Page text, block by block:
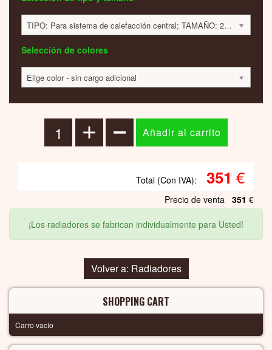
TIPO: Para sistema de calefacción central; TAMAÑO: 210x1000x32; 225 VATIOS; 352 EUR
Selección de colores
Elige color - sin cargo adicional
Total (Con IVA): 351 €
Precio de venta 351 €
¡Los radiadores se fabrican individualmente para Usted!
Volver a: Radiadores
SHOPPING CART
Carro vacío